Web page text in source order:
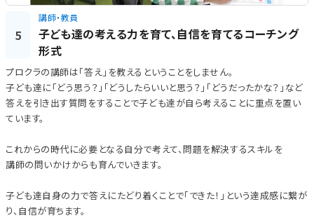
5
講師・教員
子ども達の考える力を育て、自信を育てるコーチング
形式
プロクラの講師は「答え」を教えるということをしません。
子ども達に「どう思う？」「どうしたらいいと思う？」「どうだったかな？」など
答えを引き出す質問をすることで子ども達が自ら考えることに重点を置い
ています。
これからの時代に必要となる自分で考えて、問題を解決するスキルを
講師の問いかけからも育んでいきます。
子ども達自身の力で答えにたどり着くことで「できた！」という達成感に繋が
り、自信が育ちます。